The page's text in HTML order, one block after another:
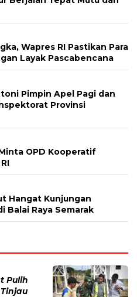
Wapres RI Pastikan Para
Layak Pascabencana
Pimpin Apel Pagi dan
Provinsi
OPD Kooperatif
Hangat Kunjungan
Balai Raya Semarak
Pulih